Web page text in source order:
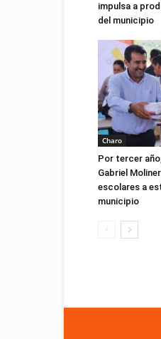
impulsa a
del municipio
Charo
Por tercer
Gabriel
escolares a
municipio